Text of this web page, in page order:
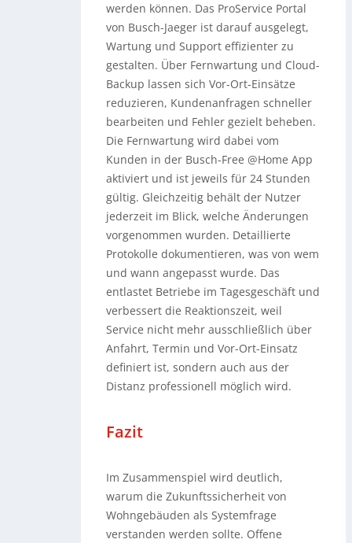
werden können. Das ProService Portal
von Busch-Jaeger ist darauf ausgelegt,
Wartung und Support effizienter zu
gestalten. Über Fernwartung und Cloud-
Backup lassen sich Vor-Ort-Einsätze
reduzieren, Kundenanfragen schneller
bearbeiten und Fehler gezielt beheben.
Die Fernwartung wird dabei vom
Kunden in der Busch-Free @Home App
aktiviert und ist jeweils für 24 Stunden
gültig. Gleichzeitig behält der Nutzer
jederzeit im Blick, welche Änderungen
vorgenommen wurden. Detaillierte
Protokolle dokumentieren, was von wem
und wann angepasst wurde. Das
entlastet Betriebe im Tagesgeschäft und
verbessert die Reaktionszeit, weil
Service nicht mehr ausschließlich über
Anfahrt, Termin und Vor-Ort-Einsatz
definiert ist, sondern auch aus der
Distanz professionell möglich wird.
Fazit
Im Zusammenspiel wird deutlich,
warum die Zukunftssicherheit von
Wohngebäuden als Systemfrage
verstanden werden sollte. Offene